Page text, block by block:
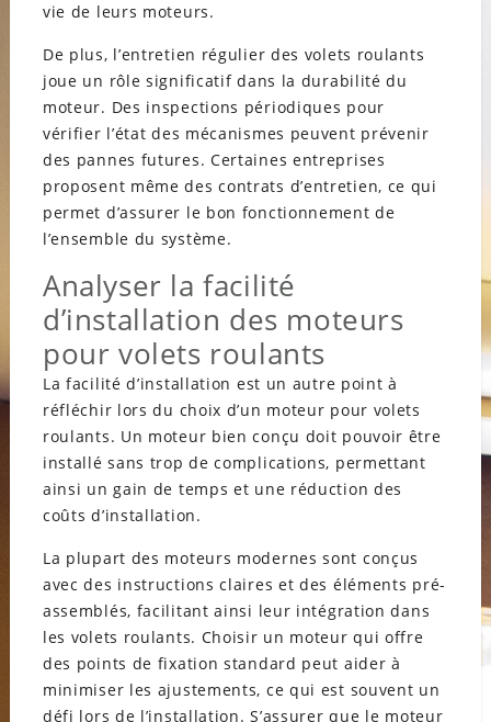
vie de leurs moteurs.
De plus, l’entretien régulier des volets roulants
joue un rôle significatif dans la durabilité du
moteur. Des inspections périodiques pour
vérifier l’état des mécanismes peuvent prévenir
des pannes futures. Certaines entreprises
proposent même des contrats d’entretien, ce qui
permet d’assurer le bon fonctionnement de
l’ensemble du système.
Analyser la facilité
d’installation des moteurs
pour volets roulants
La facilité d’installation est un autre point à
réfléchir lors du choix d’un moteur pour volets
roulants. Un moteur bien conçu doit pouvoir être
installé sans trop de complications, permettant
ainsi un gain de temps et une réduction des
coûts d’installation.
La plupart des moteurs modernes sont conçus
avec des instructions claires et des éléments pré-
assemblés, facilitant ainsi leur intégration dans
les volets roulants. Choisir un moteur qui offre
des points de fixation standard peut aider à
minimiser les ajustements, ce qui est souvent un
défi lors de l’installation. S’assurer que le moteur